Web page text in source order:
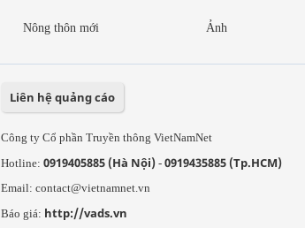
Nông thôn mới Ảnh
Liên hệ quảng cáo
Công ty Cổ phần Truyền thông VietNamNet
Hotline: 0919405885 (Hà Nội) - 0919435885 (Tp.HCM)
Email: contact@vietnamnet.vn
Báo giá: http://vads.vn